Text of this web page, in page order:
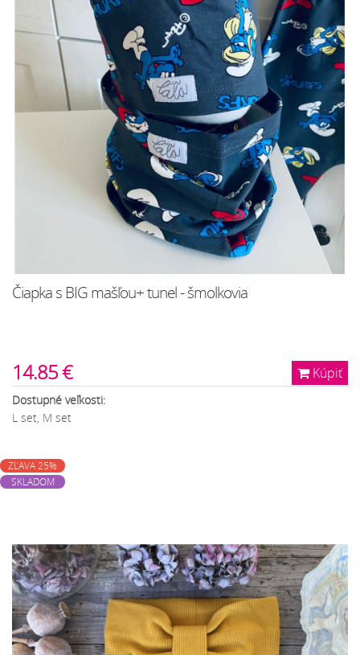
Čiapka s BIG mašľou+ tunel - šmolkovia
Kúpiť
14.85 €
Dostupné veľkosti:
L set, M set
ZĽAVA 25%
SKLADOM